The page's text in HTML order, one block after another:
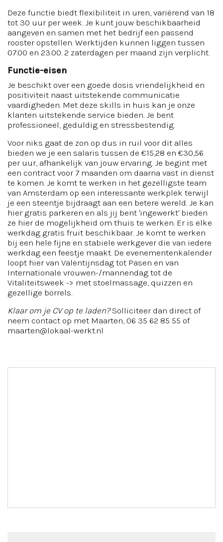
Deze functie biedt flexibiliteit in uren, variërend van 18
tot 30 uur per week. Je kunt jouw beschikbaarheid
aangeven en samen met het bedrijf een passend
rooster opstellen. Werktijden kunnen liggen tussen
07.00 en 23.00. 2 zaterdagen per maand zijn verplicht.
Functie-eisen
Je beschikt over een goede dosis vriendelijkheid en
positiviteit naast uitstekende communicatie
vaardigheden. Met deze skills in huis kan je onze
klanten uitstekende service bieden. Je bent
professioneel, geduldig en stressbestendig.
Voor niks gaat de zon op dus in ruil voor dit alles
bieden we je een salaris tussen de €15,28 en €30,56
per uur, afhankelijk van jouw ervaring. Je begint met
een contract voor 7 maanden om daarna vast in dienst
te komen. Je komt te werken in het gezelligste team
van Amsterdam op een interessante werkplek terwijl
je een steentje bijdraagt aan een betere wereld. Je kan
hier gratis parkeren en als jij bent 'ingewerkt' bieden
ze hier de mogelijkheid om thuis te werken. Er is elke
werkdag gratis fruit beschikbaar. Je komt te werken
bij een hele fijne en stabiele werkgever die van iedere
werkdag een feestje maakt. De evenementenkalender
loopt hier van Valentijnsdag tot Pasen en van
Internationale vrouwen-/mannendag tot de
Vitaliteitsweek -> met stoelmassage, quizzen en
gezellige borrels.
Klaar om je CV op te laden?Solliciteer dan direct of
neem contact op met Maarten, 06 35 62 85 55 of
maarten@lokaal-werkt.nl